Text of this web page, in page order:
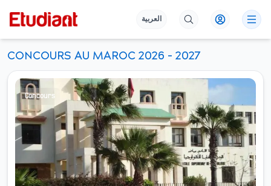
العربية
CONCOURS AU MAROC 2026 - 2027
Concours